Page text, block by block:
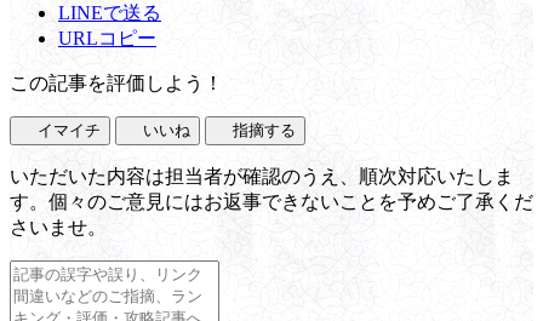
LINEで送る
URLコピー
この記事を評価しよう！
イマイチ いいね 指摘する
いただいた内容は担当者が確認のうえ、順次対応いたしま
す。個々のご意見にはお返事できないことを予めご了承くだ
さいませ。